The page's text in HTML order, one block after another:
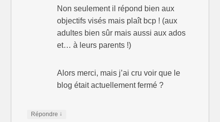
Non seulement il répond bien aux
objectifs visés mais plaît bcp ! (aux
adultes bien sûr mais aussi aux ados
et… à leurs parents !)
Alors merci, mais j’ai cru voir que le
blog était actuellement fermé ?
Répondre ↓